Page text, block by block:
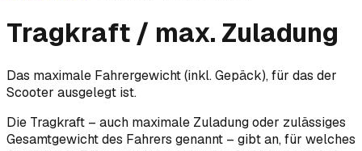
Tragkraft / max. Zuladung
Das maximale Fahrergewicht (inkl. Gepäck), für das der
Scooter ausgelegt ist.
Die Tragkraft – auch maximale Zuladung oder zulässiges
Gesamtgewicht des Fahrers genannt – gibt an, für welches